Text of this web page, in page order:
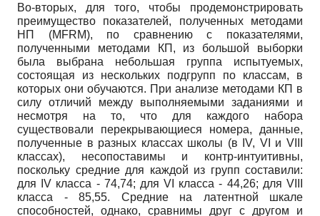
Во-вторых, для того, чтобы продемонстрировать
преимущество показателей, полученных методами
НП (MFRM), по сравнению с показателями,
полученными методами КП, из большой выборки
была выбрана небольшая группа испытуемых,
состоящая из нескольких подгрупп по классам, в
которых они обучаются. При анализе методами КП в
силу отличий между выполняемыми заданиями и
несмотря на то, что для каждого набора
существовали перекрывающиеся номера, данные,
полученные в разных классах школы (в
IV, VI иVIII
классах), несопоставимы и контр-интуитивны,
поскольку средние для каждой из групп составили:
для IV класса - 74,74; для VI класса - 44,26; для VIII
класса - 85,55. Средние на латентной шкале
способностей, однако, сравнимы друг с другом и